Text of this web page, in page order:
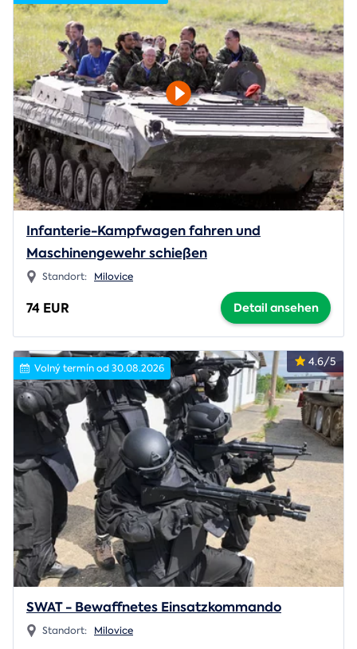
Infanterie-Kampfwagen fahren und
Maschinengewehr schießen
Standort: Milovice
74 EUR Detail ansehen
4.6/5
Volný termín od 30.08.2026
SWAT - Bewaffnetes Einsatzkommando
Standort: Milovice